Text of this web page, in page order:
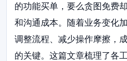
的功能买单，要么贪图免费
和沟通成本。随着业务变化
调整流程、减少操作摩擦，
的关键。这篇文章梳理了各